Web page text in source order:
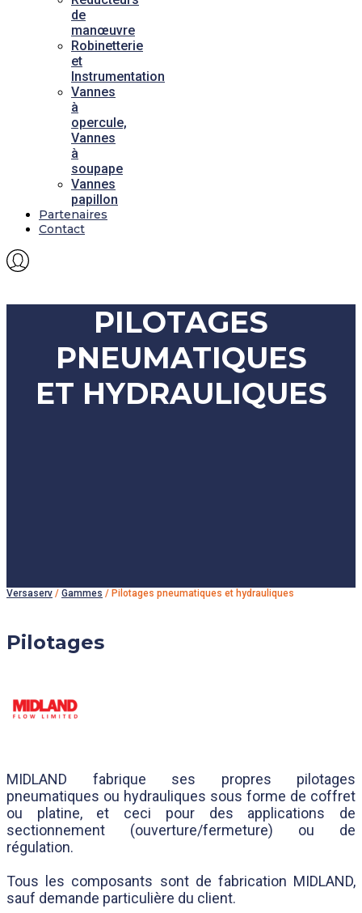
de
manœuvre
Robinetterie
et
Instrumentation
Vannes
à
opercule,
Vannes
à
soupape
Vannes
papillon
Partenaires
Contact
PILOTAGES
PNEUMATIQUES
ET HYDRAULIQUES
Versaserv / Gammes / Pilotages pneumatiques et hydrauliques
Pilotages
MIDLAND fabrique ses propres pilotages
pneumatiques ou hydrauliques sous forme de coffret
ou platine, et ceci pour des applications de
sectionnement (ouverture/fermeture) ou de
régulation.
Tous les composants sont de fabrication MIDLAND,
sauf demande particulière du client.